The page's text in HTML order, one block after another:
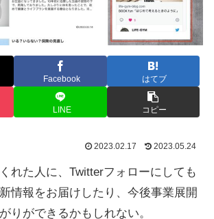
Facebook はてブ
LINE コピー
2023.02.17 2023.05.24
れた人に、Twitterフォローにしても
情報をお届けしたり、今後事業展開
りができるかもしれない。